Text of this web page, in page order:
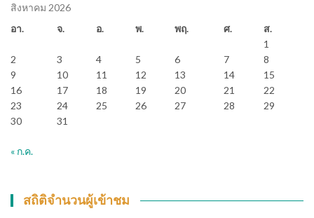
สิงหาคม 2026
อา.
จ. อ. พ. พฤ. ศ.
ส.
1
2
3 4 5 6 7
8
9
10 11 12 13 14
15
16
17 18 19 20 21
22
23
24 25 26 27 28
29
30
31
« ก.ค.
สถิติจำนวนผู้เข้าชม